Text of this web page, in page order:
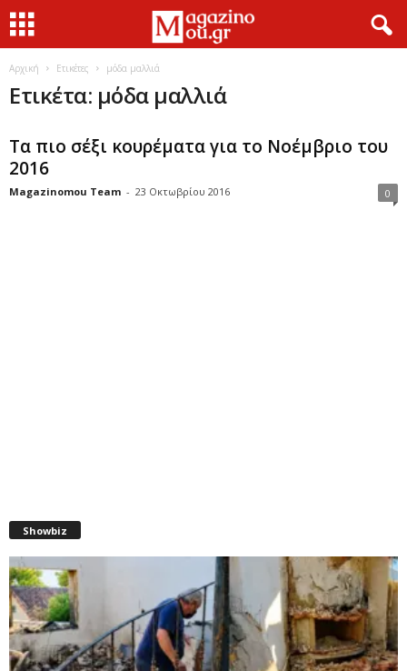
Αρχική Ετικέτες μόδα μαλλιά
Ετικέτα: μόδα μαλλιά
Τα πιο σέξι κουρέματα για το Νοέμβριο του
2016
Magazinomou Team - 23 Οκτωβρίου 2016 0
Showbiz